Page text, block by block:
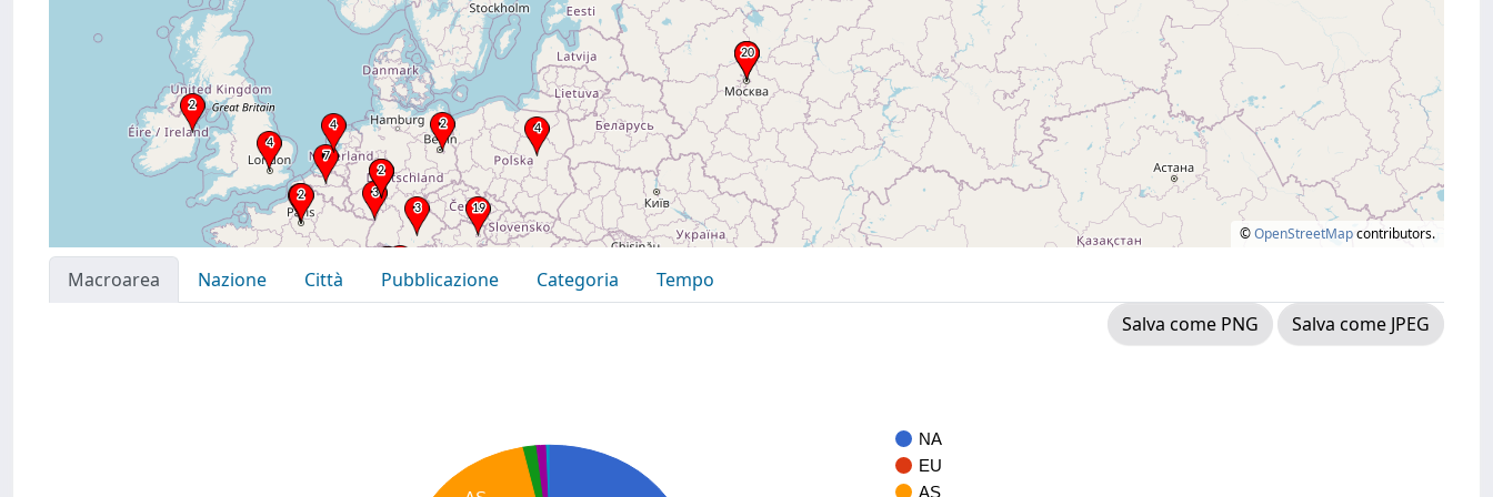
©OpenStreetMapcontributors.
Macroarea Nazione Città Pubblicazione Categoria
Tempo
Salva come PNG
Salva come JPEG
NA
EU
AS